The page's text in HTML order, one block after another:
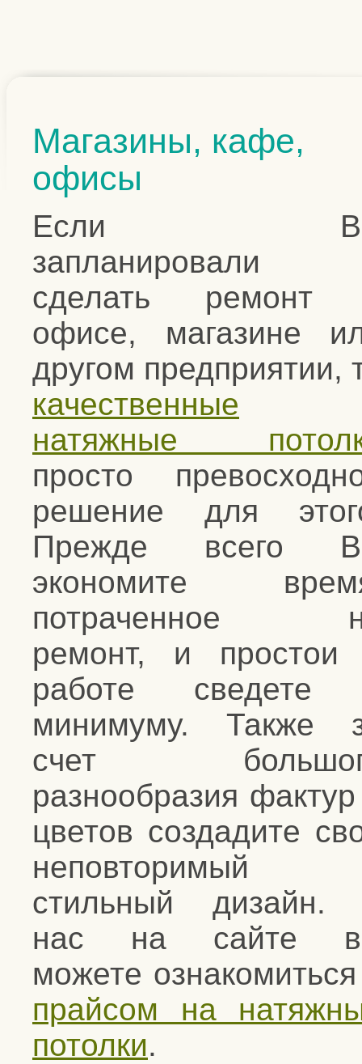
Магазины, кафе,
офисы
Если
запланировали
сделать ремонт
офисе, магазине
другом предприятии,
качественные
натяжные
просто
решение для
Прежде всего
экономите
потраченное
ремонт, и простои
работе сведете
минимуму. Также
счет
разнообразия
цветов создадите
неповторимый
стильный дизайн.
нас на сайте
можете
прайсом на
потолки.